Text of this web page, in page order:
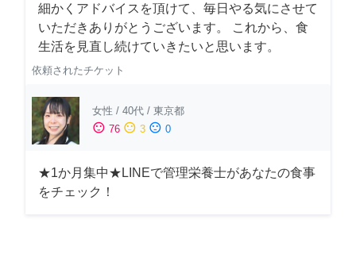
細かくアドバイスを頂けて、毎日やる気にさせて
いただきありがとうございます。 これから、食
生活を見直し続けていきたいと思います。
依頼されたチケット
女性 / 40代 / 東京都
sentiment_satisfied 76 sentiment_neutral 3 sentiment_dissatisfied 0
★1か月集中★LINEで管理栄養士があなたの食事
をチェック！